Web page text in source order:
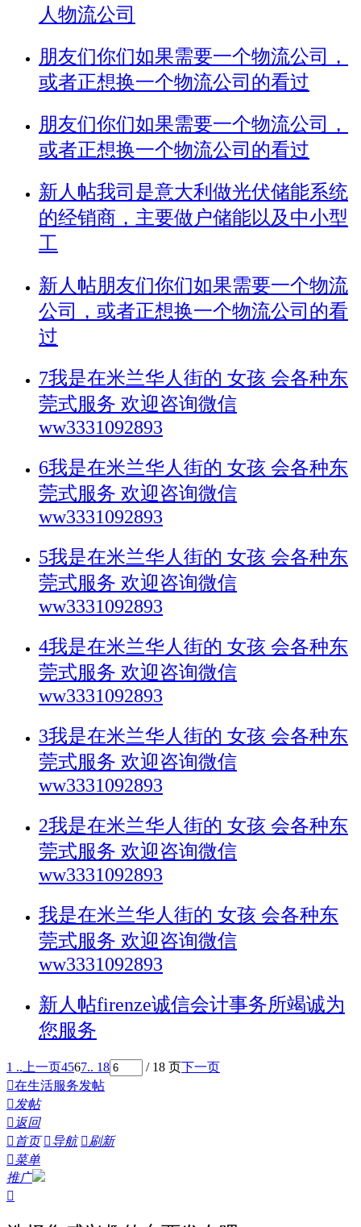
人物流公司
朋友们你们如果需要一个物流公司，
或者正想换一个物流公司的看过
朋友们你们如果需要一个物流公司，
或者正想换一个物流公司的看过
新人帖我司是意大利做光伏储能系统
的经销商，主要做户储能以及中小型
工
新人帖朋友们你们如果需要一个物流
公司，或者正想换一个物流公司的看
过
7我是在米兰华人街的 女孩 会各种东
莞式服务 欢迎咨询微信
ww3331092893
6我是在米兰华人街的 女孩 会各种东
莞式服务 欢迎咨询微信
ww3331092893
5我是在米兰华人街的 女孩 会各种东
莞式服务 欢迎咨询微信
ww3331092893
4我是在米兰华人街的 女孩 会各种东
莞式服务 欢迎咨询微信
ww3331092893
3我是在米兰华人街的 女孩 会各种东
莞式服务 欢迎咨询微信
ww3331092893
2我是在米兰华人街的 女孩 会各种东
莞式服务 欢迎咨询微信
ww3331092893
我是在米兰华人街的 女孩 会各种东
莞式服务 欢迎咨询微信
ww3331092893
新人帖firenze诚信会计事务所竭诚为
您服务
1 .. 上一页4567.. 18 / 18 页下一页
在生活服务发帖
发帖
 返回
 首页 导航 刷新
菜单
推广
